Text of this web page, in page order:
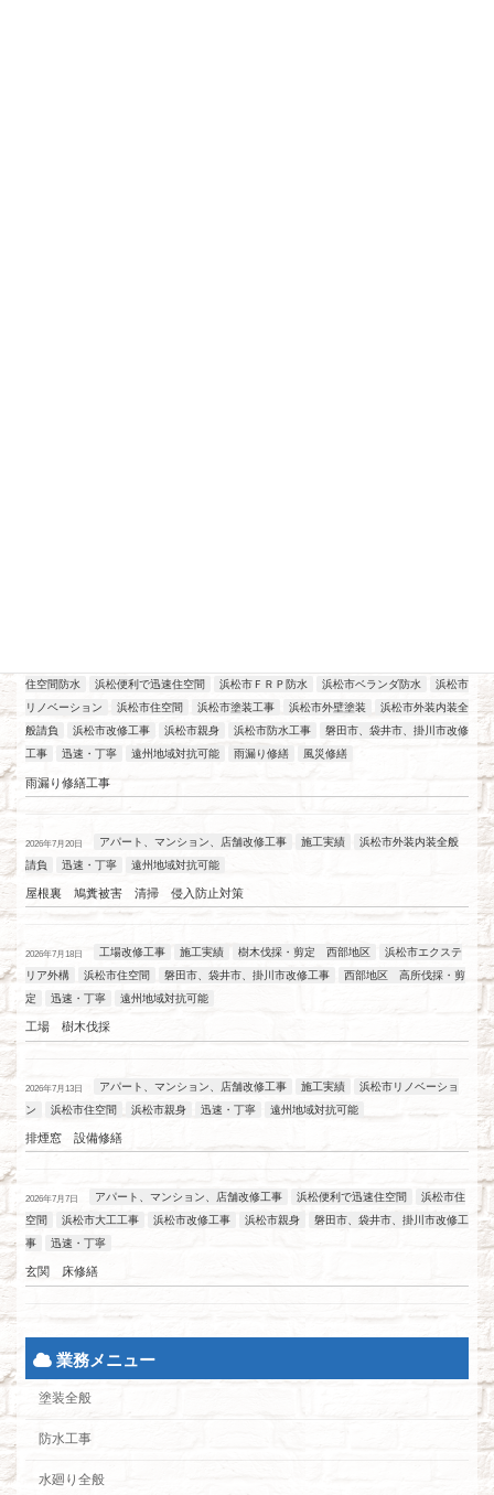
住空間防水
浜松便利で迅速住空間 浜松市ＦＲＰ防水 浜松市ベランダ防水
浜松市
リノベーション
浜松市住空間 浜松市塗装工事 浜松市外壁塗装
浜松市外装内装全
般請負
浜松市改修工事 浜松市親身 浜松市防水工事
磐田市、袋井市、掛川市改修
工事
迅速・丁寧 遠州地域対抗可能 雨漏り修繕 風災修繕
雨漏り修繕工事
2026年7月20日 アパート、マンション、店舗改修工事 施工実績
浜松市外装内装全般
請負
迅速・丁寧 遠州地域対抗可能
屋根裏 鳩糞被害 清掃 侵入防止対策
2026年7月18日 工場改修工事 施工実績 樹木伐採・剪定 西部地区
浜松市エクステ
リア外構
浜松市住空間 磐田市、袋井市、掛川市改修工事
西部地区 高所伐採・剪
定
迅速・丁寧 遠州地域対抗可能
工場 樹木伐採
2026年7月13日 アパート、マンション、店舗改修工事 施工実績
浜松市リノベーショ
ン
浜松市住空間 浜松市親身 迅速・丁寧 遠州地域対抗可能
排煙窓 設備修繕
2026年7月7日 アパート、マンション、店舗改修工事 浜松便利で迅速住空間
浜松市住
空間
浜松市大工工事 浜松市改修工事 浜松市親身
磐田市、袋井市、掛川市改修工
事
迅速・丁寧
玄関 床修繕
業務メニュー
塗装全般
防水工事
水廻り全般